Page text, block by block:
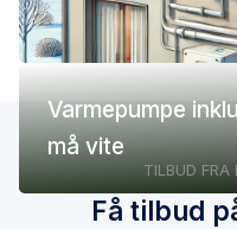
Varmepumpe
må vite
TILBUD FRA
Få tilbud